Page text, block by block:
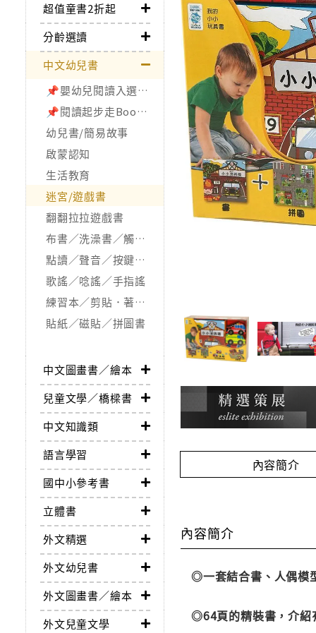
超值童書2折起
分齡選讀
中文幼兒書
📌嬰幼兒閱讀入選書單
📌閱讀起步走Bookstart
幼兒書/簡易故事
啟蒙認知
生活教育
迷宮/遊戲書
翻翻拉拉遊戲書
布書／洗澡書／觸摸書
點讀／聲音／按鍵／發光書
歌謠／唸謠／手指謠
練習本／剪貼．著色本
貼紙／磁貼／拼圖書
中文圖畫書／繪本
兒童文學／橋樑書
中文知識類
語言學習
國中小參考書
立體書
外文精選
外文幼兒書
外文圖畫書／繪本
外文兒童文學
內容簡介
內容簡介
◎一套結合書、人偶模
◎64頁的精裝書，介紹